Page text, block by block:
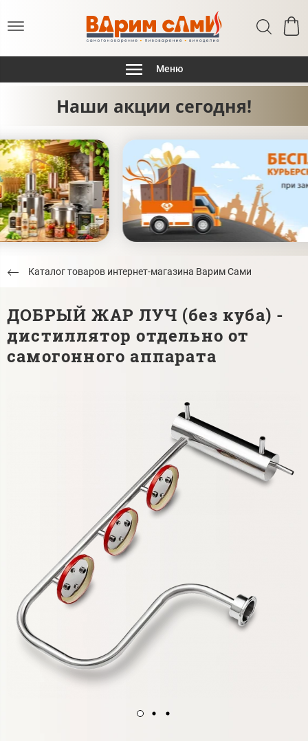
Меню
Наши акции сегодня!
Каталог товаров интернет-магазина Варим Сами
ДОБРЫЙ ЖАР ЛУЧ (без куба) -
дистиллятор отдельно от
самогонного аппарата